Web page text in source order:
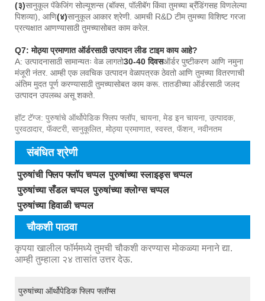
(३)सानुकूल पॅकेजिंग सोल्यूशन्स (बॉक्स, पॉलीबॅग किंवा तुमच्या ब्रँडिंगसह विणलेल्या
पिशव्या), आणि(४)सानुकूल आकार श्रेणी. आमची R&D टीम तुमच्या विशिष्ट गरजा
प्रत्यक्षात आणण्यासाठी तुमच्यासोबत काम करेल.
Q7: मोठ्या प्रमाणात ऑर्डरसाठी उत्पादन लीड टाइम काय आहे?
A: उत्पादनासाठी सामान्यतः वेळ लागतो30-40 दिवसऑर्डर पुष्टीकरण आणि नमुना
मंजूरी नंतर. आम्ही एक लवचिक उत्पादन वेळापत्रक ठेवतो आणि तुमच्या वितरणाची
अंतिम मुदत पूर्ण करण्यासाठी तुमच्यासोबत काम करू. तातडीच्या ऑर्डरसाठी जलद
उत्पादन उपलब्ध असू शकते.
हॉट टॅग्ज: पुरुषांचे ऑर्थोपेडिक फ्लिप फ्लॉप, चायना, मेड इन चायना, उत्पादक,
पुरवठादार, फॅक्टरी, सानुकूलित, मोठ्या प्रमाणात, स्वस्त, फॅशन, नवीनतम
संबंधित श्रेणी
पुरुषांची फ्लिप फ्लॉप चप्पल पुरुषांच्या स्लाइड्स चप्पल
पुरुषांच्या सँडल चप्पल पुरुषांच्या क्लोग्स चप्पल
पुरुषांच्या हिवाळी चप्पल
चौकशी पाठवा
कृपया खालील फॉर्ममध्ये तुमची चौकशी करण्यास मोकळ्या मनाने द्या.
आम्ही तुम्हाला २४ तासांत उत्तर देऊ.